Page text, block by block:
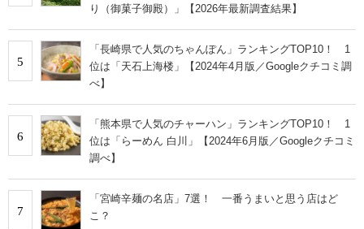
り（御菓子御殿）」【2026年最新調査結果】
5
「長崎県で人気のちゃんぽん」ランキングTOP10！ 1
位は「天石上海楼」【2024年4月版／Googleクチコミ調
べ】
6
「熊本県で人気のチャーハン」ランキングTOP10！ 1
位は「らーめん 白川」【2024年6月版／Googleクチコミ
調べ】
7
「宮崎辛麺の名店」7選！ 一番うまいと思う店はど
こ？